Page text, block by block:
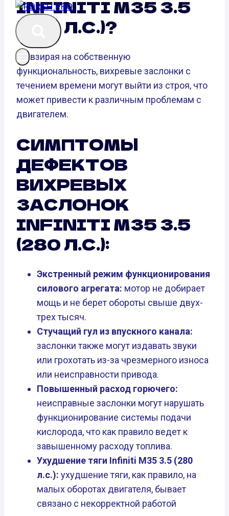
INFINITI M35 3.5
(280 Л.С.)?
Не взирая на собственную
функциональность, вихревые заслонки с
течением времени могут выйти из строя, что
может привести к различным проблемам с
двигателем.
СИМПТОМЫ
ДЕФЕКТОВ
ВИХРЕВЫХ
ЗАСЛОНОК
INFINITI M35 3.5
(280 Л.С.):
Экстренный режим функционирования
силового агрегата: мотор не добирает
мощь и не берет обороты свыше двух-
трех тысяч.
Стучащий гул из впускного канала:
заслонки также могут издавать звуки
или грохотать из-за чрезмерного износа
или неисправности привода.
Повышенный расход горючего:
неисправные заслонки могут нарушать
функционирование системы подачи
кислорода, что как правило ведет к
завышенному расходу топлива.
Ухудшение тяги Infiniti M35 3.5 (280
л.с.): ухудшение тяги, как правило, на
малых оборотах двигателя, бывает
связано с некорректной работой